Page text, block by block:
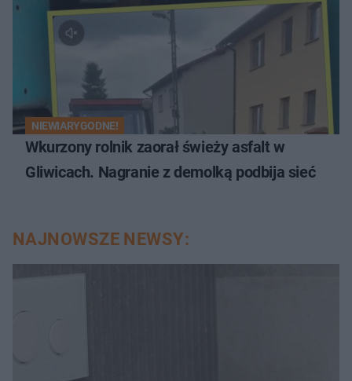
NIEWIARYGODNE!
Wkurzony rolnik zaorał świeży asfalt w
Gliwicach. Nagranie z demolką podbija sieć
NAJNOWSZE NEWSY: